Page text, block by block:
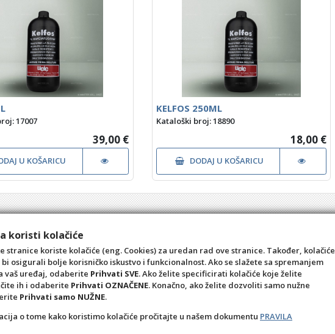
17007
39,00 €
U KOŠARICU
KELFOS 250ML
Kataloški broj: 18890
18,00 €
DODAJ U KOŠARICU
koristi kolačiće
stranice koriste kolačiće (eng. Cookies) za uredan rad ove stranice. Također, kolačiće
osigurali bolje korisničko iskustvo i funkcionalnost. Ako se slažete sa spremanjem
vaš uređaj, odaberite Prihvati SVE. Ako želite specificirati kolačiće koje želite
ih i odaberite Prihvati OZNAČENE. Konačno, ako želite dozvoliti samo nužne
Prihvati samo NUŽNE.
o tome kako koristimo kolačiće pročitajte u našem dokumentu PRAVILA